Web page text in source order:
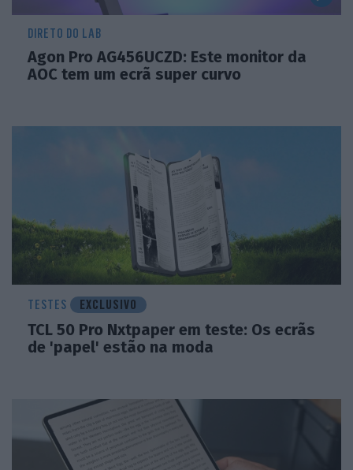
DIRETO DO LAB
Agon Pro AG456UCZD: Este monitor da
AOC tem um ecrã super curvo
TESTES EXCLUSIVO
TCL 50 Pro Nxtpaper em teste: Os ecrãs
de 'papel' estão na moda